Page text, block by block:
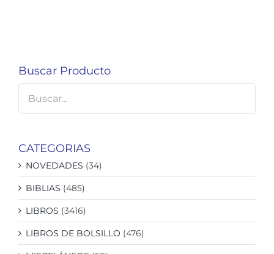
Buscar Producto
CATEGORIAS
NOVEDADES (34)
BIBLIAS (485)
LIBROS (3416)
LIBROS DE BOLSILLO (476)